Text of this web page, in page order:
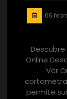
06
Online
Ver
permite